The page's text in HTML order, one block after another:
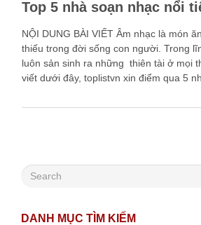
NỘI DUNG BÀI VIẾT Âm nhạc là món
thiếu trong đời sống con người. Trong
luôn sản sinh ra những thiên tài ở mọi
viết dưới đây, toplistvn xin điểm qua 5
DANH MỤC TÌM KIẾM